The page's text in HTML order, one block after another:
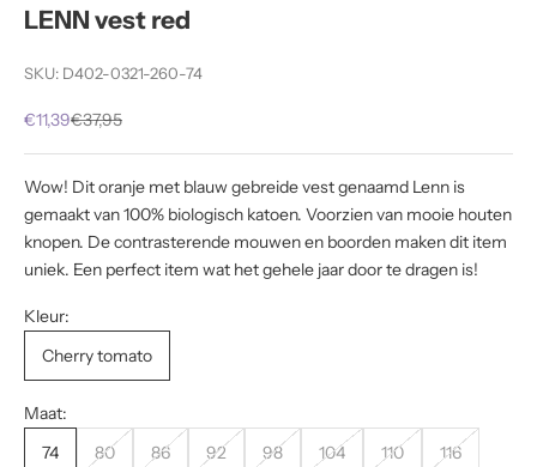
LENN vest red
SKU: D402-0321-260-74
Aanbiedingsprijs
€11,39Normale prijs
€37,95
Wow! Dit oranje met blauw gebreide vest genaamd Lenn is
gemaakt van 100% biologisch katoen. Voorzien van mooie houten
knopen. De contrasterende mouwen en boorden maken dit item
uniek. Een perfect item wat het gehele jaar door te dragen is!
Kleur:
Cherry tomato
Maat:
74
80 86 92 98 104 110 116